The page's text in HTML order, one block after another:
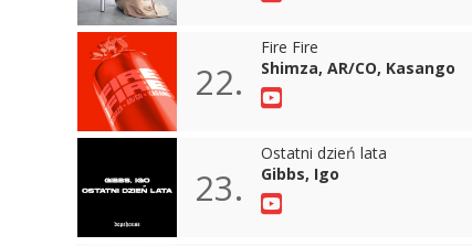
22.
Fire Fire
Shimza, AR/CO, Kasango
23.
Ostatni dzień lata
Gibbs, Igo